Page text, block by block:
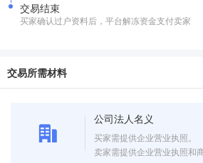
交易结束
买家确认过户资料后，平台解冻资金支付卖家
交易所需材料
公司法人名义
买家需提供企业营业执照。
卖家需提供企业营业执照和